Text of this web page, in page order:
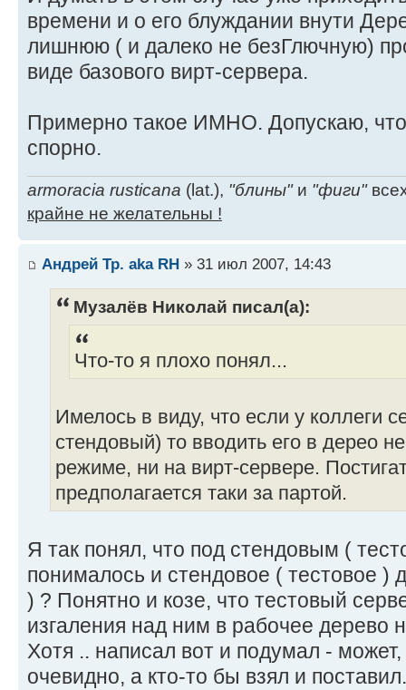
времени и о его блуждании внути
лишнюю ( и далеко не безГлючную)
виде базового вирт-сервера.
Примерно такое ИМНО. Допускаю, что
спорно.
armoracia rusticana (lat.), "блины"и "фиги"
крайне не желательны !
Андрей Тр. aka RH » 31 июл 2007, 14:43
Музалёв Николай писал(а):
Что-то я плохо понял...
Имелось в виду, что если у коллеги
стендовый) то вводить его в дерео
режиме, ни на вирт-сервере.
предполагается таки за партой.
Я так понял, что под стендовым (
понималось и стендовое ( тестовое )
) ? Понятно и козе, что тестовый
изгаления над ним в рабочее дерево
Хотя .. написал вот и подумал -
очевидно, а кто-то бы взял и поставил.